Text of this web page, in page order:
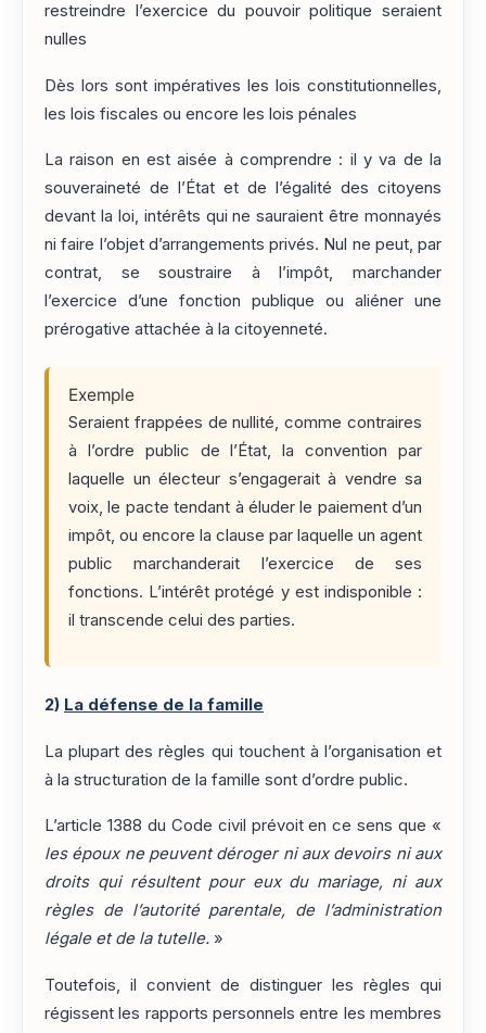
restreindre l’exercice du pouvoir politique seraient
nulles
Dès lors sont impératives les lois constitutionnelles,
les lois fiscales ou encore les lois pénales
La raison en est aisée à comprendre : il y va de la
souveraineté de l’État et de l’égalité des citoyens
devant la loi, intérêts qui ne sauraient être monnayés
ni faire l’objet d’arrangements privés. Nul ne peut, par
contrat, se soustraire à l’impôt, marchander
l’exercice d’une fonction publique ou aliéner une
prérogative attachée à la citoyenneté.
Exemple
Seraient frappées de nullité, comme contraires
à l’ordre public de l’État, la convention par
laquelle un électeur s’engagerait à vendre sa
voix, le pacte tendant à éluder le paiement d’un
impôt, ou encore la clause par laquelle un agent
public marchanderait l’exercice de ses
fonctions. L’intérêt protégé y est indisponible :
il transcende celui des parties.
2) La défense de la famille
La plupart des règles qui touchent à l’organisation et
à la structuration de la famille sont d’ordre public.
L’article 1388 du Code civil prévoit en ce sens que «
les époux ne peuvent déroger ni aux devoirs ni aux
droits qui résultent pour eux du mariage, ni aux
règles de l’autorité parentale, de l’administration
légale et de la tutelle. »
Toutefois, il convient de distinguer les règles qui
régissent les rapports personnels entre les membres